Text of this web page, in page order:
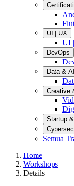
UI | UX
UI
DevOps
Data & AI
Creative
Startup
Semua
Home
Workshops
Details